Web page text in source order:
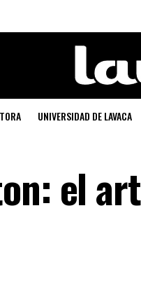
UNIVERSIDAD DE LAVACA
el